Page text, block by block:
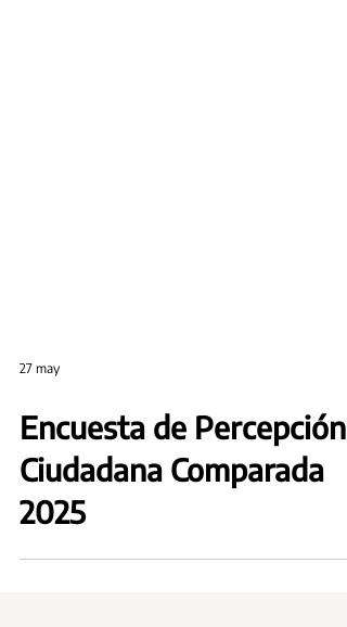
Encuesta de Percepción
Ciudadana Comparada
2025